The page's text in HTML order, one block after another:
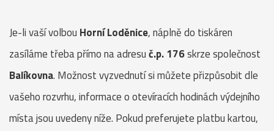
Je-li vaší volbou Horní Loděnice, náplně do tiskáren
zasíláme třeba přímo na adresuč.p. 176skrze společnost
Balíkovna. Možnost vyzvednutí si můžete přizpůsobit dle
vašeho rozvrhu, informace o otevíracích hodinách výdejního
místa jsou uvedeny níže. Pokud preferujete platbu kartou,